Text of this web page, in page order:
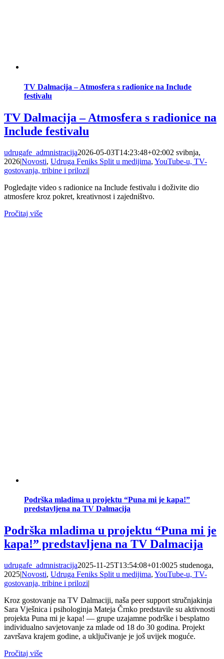
TV Dalmacija – Atmosfera s radionice na Include
festivalu
TV Dalmacija – Atmosfera s radionice na
Include festivalu
udrugafe_admnistracija2026-05-03T14:23:48+02:002 svibnja,
2026|Novosti, Udruga Feniks Split u medijima, YouTube-u, TV-
gostovanja, tribine i prilozi|
Pogledajte video s radionice na Include festivalu i doživite dio
atmosfere kroz pokret, kreativnost i zajedništvo.
Pročitaj više
Podrška mladima u projektu “Puna mi je kapa!”
predstavljena na TV Dalmacija
Podrška mladima u projektu “Puna mi je
kapa!” predstavljena na TV Dalmacija
udrugafe_admnistracija2025-11-25T13:54:08+01:0025 studenoga,
2025|Novosti, Udruga Feniks Split u medijima, YouTube-u, TV-
gostovanja, tribine i prilozi|
Kroz gostovanje na TV Dalmaciji, naša peer support stručnjakinja
Sara Vješnica i psihologinja Mateja Črnko predstavile su aktivnosti
projekta Puna mi je kapa! — grupe uzajamne podrške i besplatno
individualno savjetovanje za mlade od 18 do 30 godina. Projekt
završava krajem godine, a uključivanje je još uvijek moguće.
Pročitaj više